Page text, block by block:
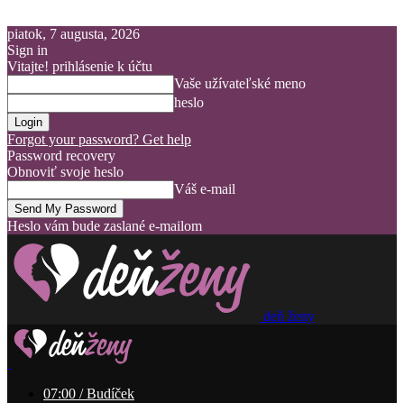
piatok, 7 augusta, 2026
Sign in
Vitajte! prihlásenie k účtu
Vaše užívateľské meno
heslo
Forgot your password? Get help
Password recovery
Obnoviť svoje heslo
Váš e-mail
Heslo vám bude zaslané e-mailom
deň ženy
07:00 / Budíček